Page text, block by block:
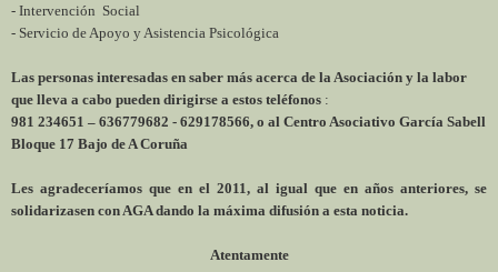
- Intervención Social
- Servicio de Apoyo y Asistencia Psicológica
Las personas interesadas en saber más acerca de la Asociación y la labor
que lleva a cabo pueden dirigirse a estos teléfonos :
981 234651 – 636779682 - 629178566, o al Centro Asociativo García Sabell
Bloque 17 Bajo de A Coruña
Les agradeceríamos que en el 2011, al igual que en años anteriores, se
solidarizasen con AGA dando la máxima difusión a esta noticia.
Atentamente